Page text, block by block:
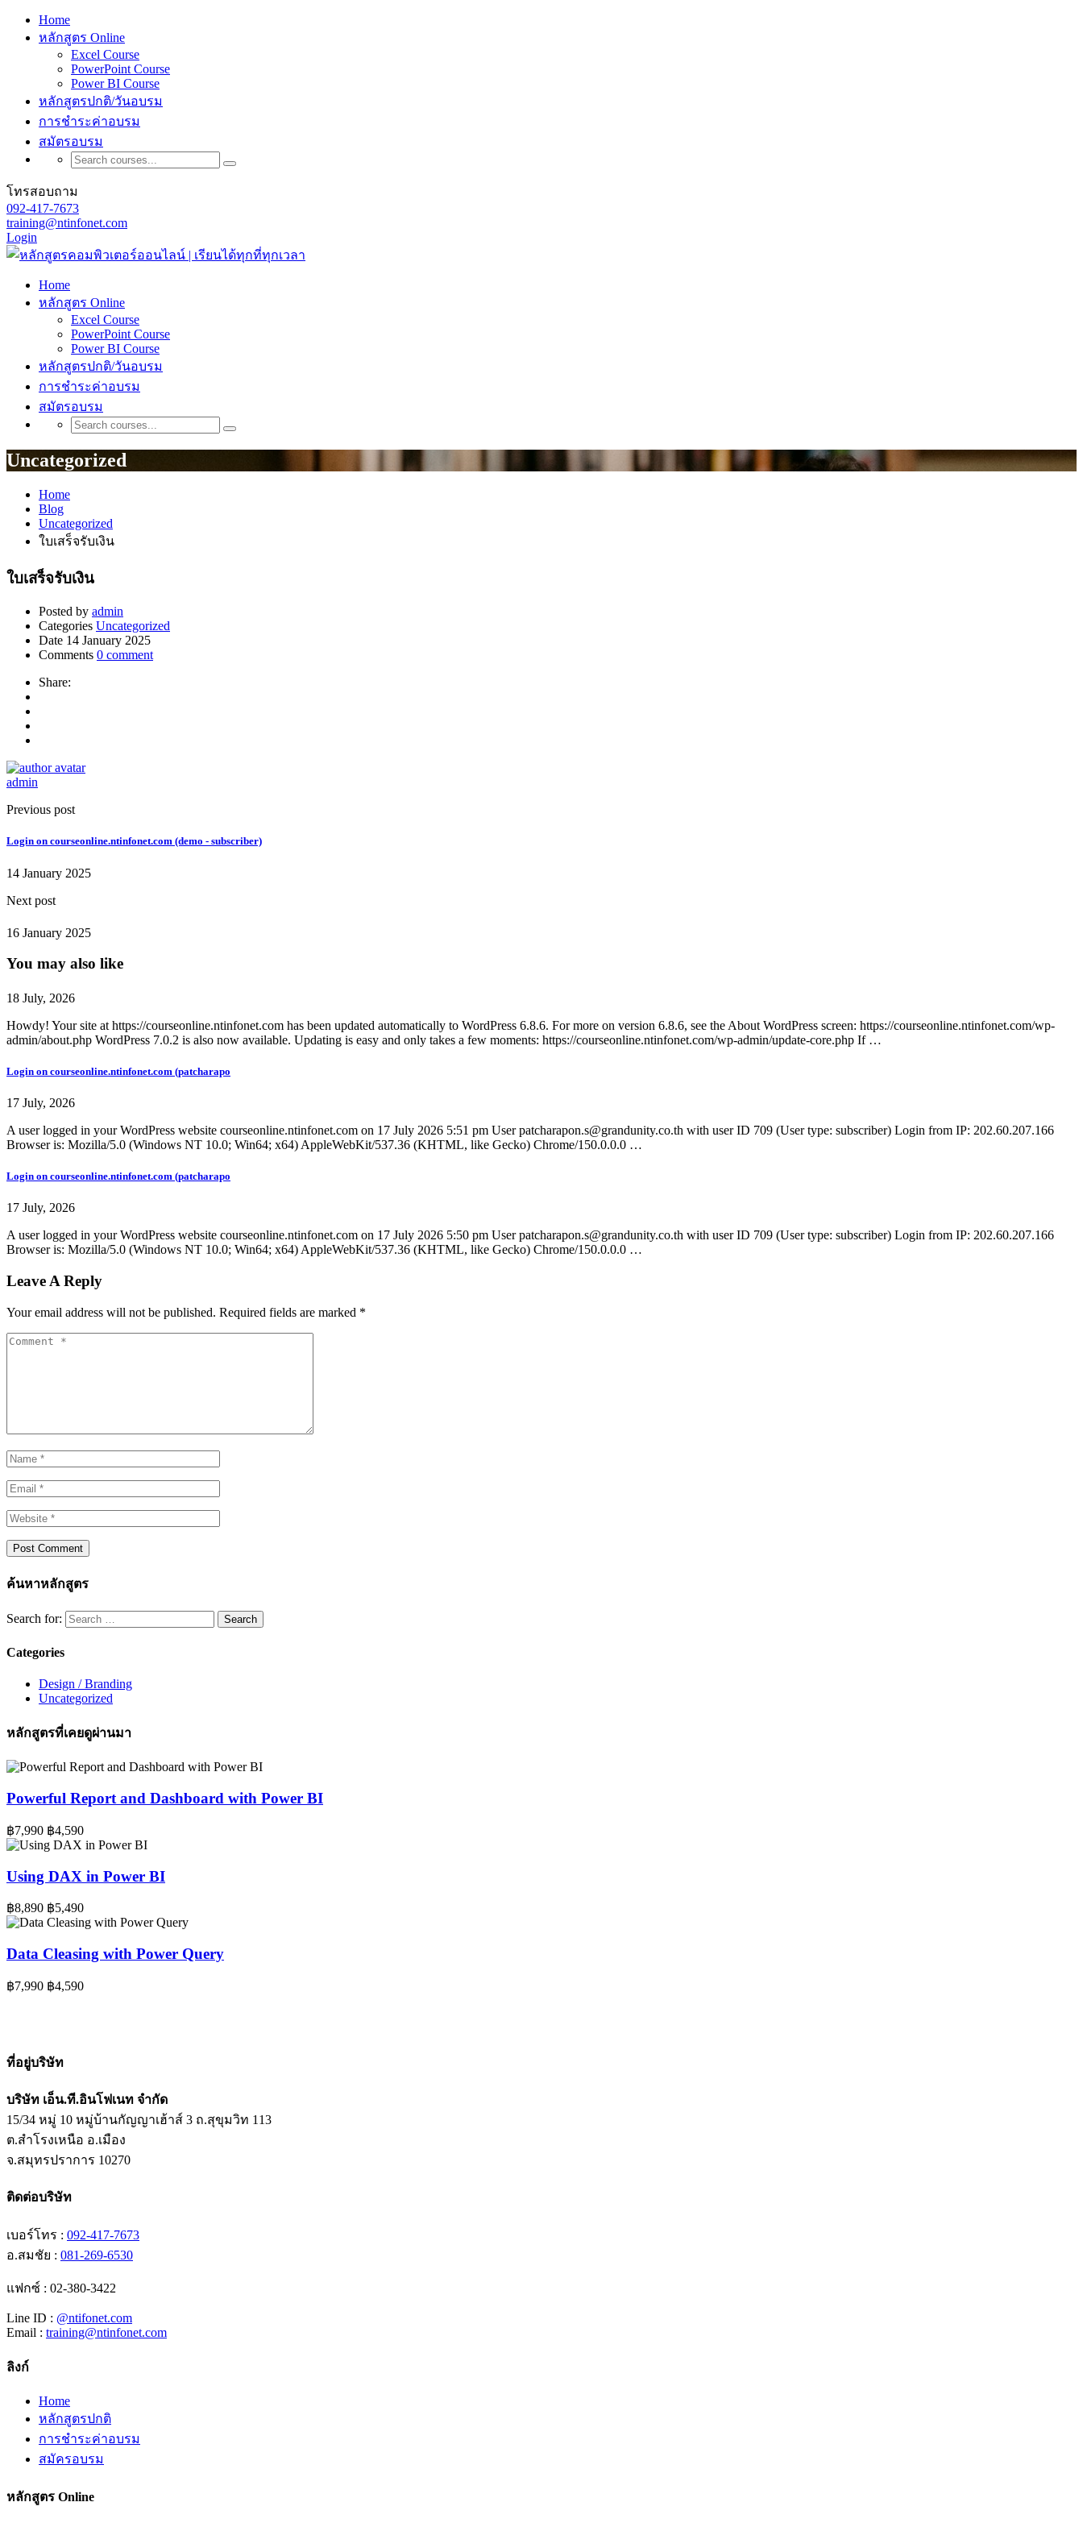
Home
หลักสูตร Online
Excel Course
PowerPoint Course
Power BI Course
หลักสูตรปกติ/วันอบรม
การชำระค่าอบรม
สมัตรอบรม
โทรสอบถาม
092-417-7673
training@ntinfonet.com
Login
Home
หลักสูตร Online
Excel Course
PowerPoint Course
Power BI Course
หลักสูตรปกติ/วันอบรม
การชำระค่าอบรม
สมัตรอบรม
Uncategorized
Home
Blog
Uncategorized
ใบเสร็จรับเงิน
ใบเสร็จรับเงิน
Posted by admin
Categories Uncategorized
Date 14 January 2025
Comments 0 comment
Share:
admin
Previous post
Login on courseonline.ntinfonet.com (demo - subscriber)
14 January 2025
Next post
16 January 2025
You may also like
18 July, 2026
Howdy! Your site at https://courseonline.ntinfonet.com has been updated automatically to WordPress 6.8.6. For more on version 6.8.6, see the About WordPress screen: https://courseonline.ntinfonet.com/wp-
admin/about.php WordPress 7.0.2 is also now available. Updating is easy and only takes a few moments: https://courseonline.ntinfonet.com/wp-admin/update-core.php If …
Login on courseonline.ntinfonet.com (patcharapo
17 July, 2026
A user logged in your WordPress website courseonline.ntinfonet.com on 17 July 2026 5:51 pm User patcharapon.s@grandunity.co.th with user ID 709 (User type: subscriber) Login from IP: 202.60.207.166
Browser is: Mozilla/5.0 (Windows NT 10.0; Win64; x64) AppleWebKit/537.36 (KHTML, like Gecko) Chrome/150.0.0.0 …
Login on courseonline.ntinfonet.com (patcharapo
17 July, 2026
A user logged in your WordPress website courseonline.ntinfonet.com on 17 July 2026 5:50 pm User patcharapon.s@grandunity.co.th with user ID 709 (User type: subscriber) Login from IP: 202.60.207.166
Browser is: Mozilla/5.0 (Windows NT 10.0; Win64; x64) AppleWebKit/537.36 (KHTML, like Gecko) Chrome/150.0.0.0 …
Leave A Reply
Your email address will not be published. Required fields are marked *
ค้นหาหลักสูตร
Search for:
Categories
Design / Branding
Uncategorized
หลักสูตรที่เคยดูผ่านมา
Powerful Report and Dashboard with Power BI
฿7,990 ฿4,590
Using DAX in Power BI
฿8,890 ฿5,490
Data Cleasing with Power Query
฿7,990 ฿4,590
ที่อยู่บริษัท
บริษัท เอ็น.ที.อินโฟเนท จำกัด
15/34 หมู่ 10 หมู่บ้านกัญญาเฮ้าส์ 3 ถ.สุขุมวิท 113
ต.สำโรงเหนือ อ.เมือง
จ.สมุทรปราการ 10270
ติดต่อบริษัท
เบอร์โทร : 092-417-7673
อ.สมชัย : 081-269-6530
แฟกซ์ : 02-380-3422
Line ID : @ntifonet.com
Email : training@ntinfonet.com
ลิงก์
Home
หลักสูตรปกติ
การชำระค่าอบรม
สมัครอบรม
หลักสูตร Online